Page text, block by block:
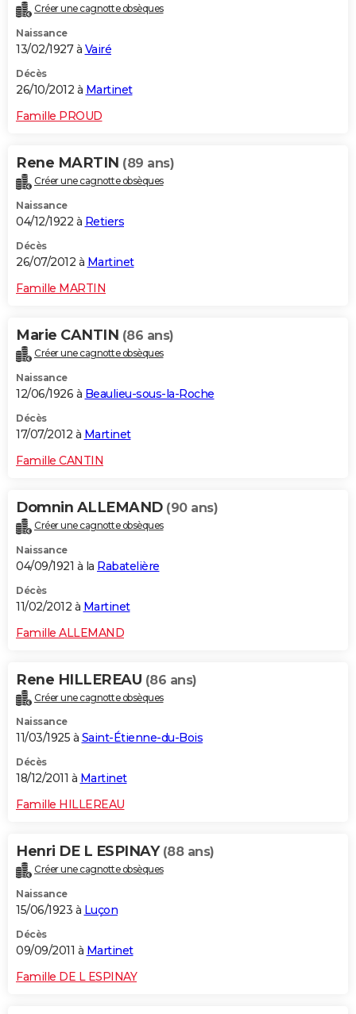
Créer une cagnotte obsèques
Naissance
13/02/1927 à Vairé
Décès
26/10/2012 à Martinet
Famille PROUD
Rene MARTIN (89 ans)
Créer une cagnotte obsèques
Naissance
04/12/1922 à Retiers
Décès
26/07/2012 à Martinet
Famille MARTIN
Marie CANTIN (86 ans)
Créer une cagnotte obsèques
Naissance
12/06/1926 à Beaulieu-sous-la-Roche
Décès
17/07/2012 à Martinet
Famille CANTIN
Domnin ALLEMAND (90 ans)
Créer une cagnotte obsèques
Naissance
04/09/1921 à la Rabatelière
Décès
11/02/2012 à Martinet
Famille ALLEMAND
Rene HILLEREAU (86 ans)
Créer une cagnotte obsèques
Naissance
11/03/1925 à Saint-Étienne-du-Bois
Décès
18/12/2011 à Martinet
Famille HILLEREAU
Henri DE L ESPINAY (88 ans)
Créer une cagnotte obsèques
Naissance
15/06/1923 à Luçon
Décès
09/09/2011 à Martinet
Famille DE L ESPINAY